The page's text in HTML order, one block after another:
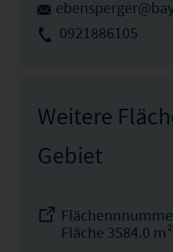
0921886105
Weitere
Gebiet
Fläche 3584.0 m²